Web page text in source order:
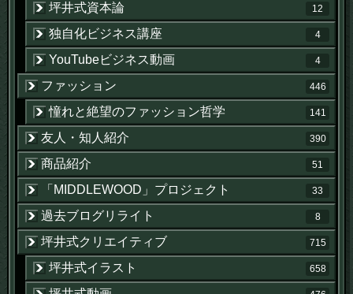
坪井式資本論 12
独自化ビジネス講座 4
YouTubeビジネス動画 4
ファッション 446
憧れと絶望のファッション哲学 141
友人・知人紹介 390
商品紹介 51
「MIDDLEWOOD」プロジェクト 33
過去ブログリライト 8
坪井式クリエイティブ 715
坪井式イラスト 658